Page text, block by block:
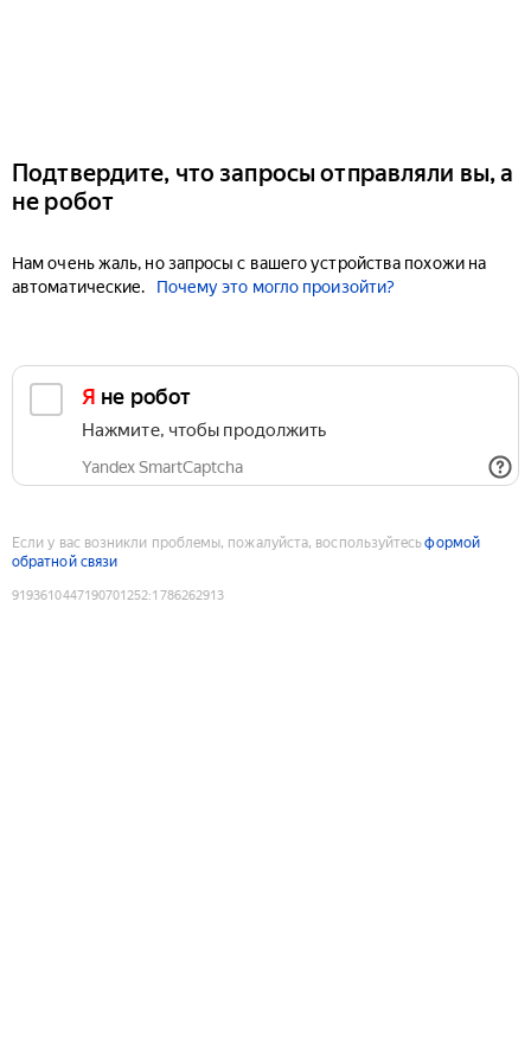
Подтвердите, что запросы отправляли вы, а
не робот
Нам очень жаль, но запросы с вашего устройства похожи на
автоматические.
Почему это могло произойти?
Я не робот
Нажмите, чтобы продолжить
Yandex SmartCaptcha
Если у вас возникли проблемы, пожалуйста, воспользуйтесьформой
обратной связи
9193610447190701252:1786262913